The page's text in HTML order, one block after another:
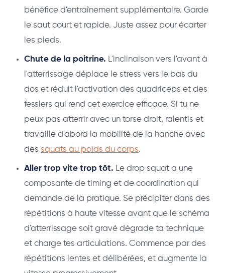
bénéfice d'entraînement supplémentaire. Garde
le saut court et rapide. Juste assez pour écarter
les pieds.
Chute de la poitrine. L'inclinaison vers l'avant à
l'atterrissage déplace le stress vers le bas du
dos et réduit l'activation des quadriceps et des
fessiers qui rend cet exercice efficace. Si tu ne
peux pas atterrir avec un torse droit, ralentis et
travaille d'abord la mobilité de la hanche avec
des squats au poids du corps.
Aller trop vite trop tôt. Le drop squat a une
composante de timing et de coordination qui
demande de la pratique. Se précipiter dans des
répétitions à haute vitesse avant que le schéma
d'atterrissage soit gravé dégrade ta technique
et charge tes articulations. Commence par des
répétitions lentes et délibérées, et augmente la